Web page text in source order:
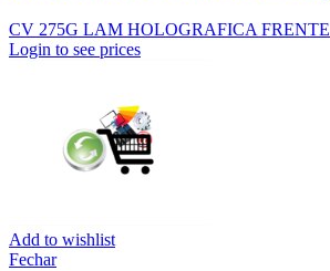
CV 275G LAM HOLOGRAFICA FRENTE
Login to see prices
Add to wishlist
Fechar